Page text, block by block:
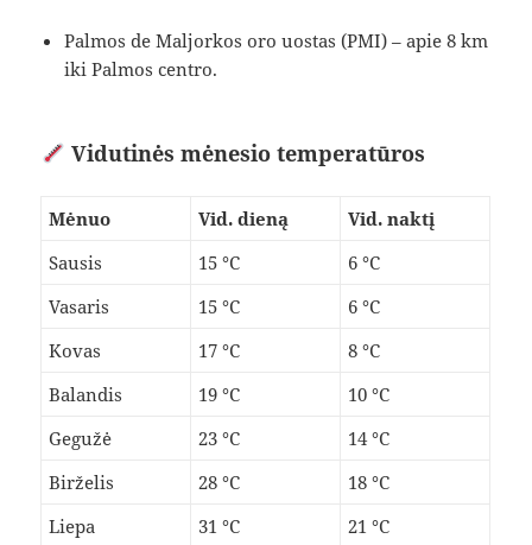
Palmos de Maljorkos oro uostas (PMI) – apie 8 km
iki Palmos centro.
Vidutinės mėnesio temperatūros
Mėnuo Vid. dieną
Vid. naktį
Sausis
15 °C
6 °C
Vasaris
15 °C
6 °C
Kovas
17 °C
8 °C
Balandis
19 °C
10 °C
Gegužė
23 °C
14 °C
Birželis
28 °C
18 °C
Liepa
31 °C
21 °C